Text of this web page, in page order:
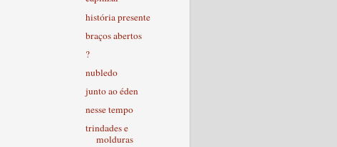
história presente
braços abertos
?
nubledo
junto ao éden
nesse tempo
trindades e
molduras